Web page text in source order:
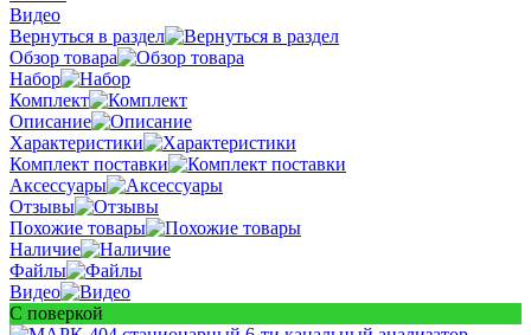
Видео
Вернуться в раздел
Обзор товара
Набор
Комплект
Описание
Характеристики
Комплект поставки
Аксессуары
Отзывы
Похожие товары
Наличие
Файлы
Видео
С поверкой